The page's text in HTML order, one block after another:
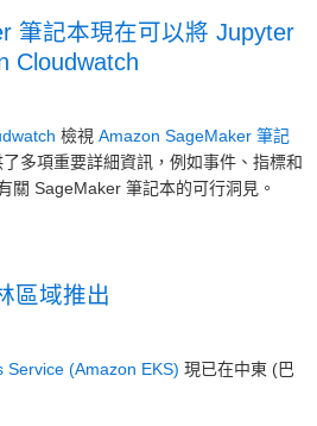
筆記本現在可以將 Jupyter
Cloudwatch
檢視 Amazon SageMaker 筆記
多項重要詳細資訊，例如事件、指標和
關 SageMaker 筆記本的可行洞見。
區域推出
Service (Amazon EKS) 現已在中東 (巴